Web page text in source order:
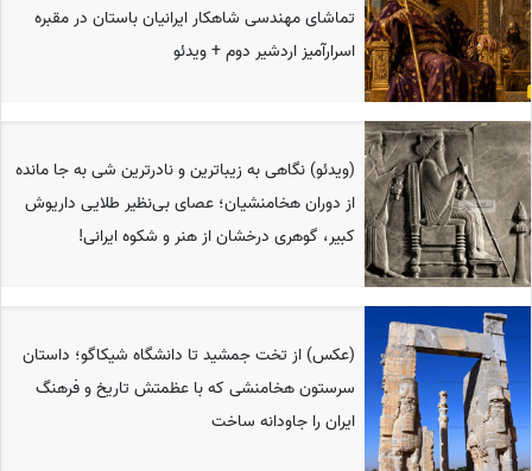
تماشای مهندسی شاهکار ایرانیان باستان در مقبره
اسرارآمیز اردشیر دوم + ویدئو
(ویدئو) نگاهی به زیباترین و نادرترین شی به جا مانده
از دوران هخامنشیان؛ عصای بی‌نظیر طلایی داریوش
کبیر، گوهری درخشان از هنر و شکوه ایرانی!
(عکس) از تخت جمشید تا دانشگاه شیکاگو؛ داستان
سرستون هخامنشی که با عظمتش تاریخ و فرهنگ
ایران را جاودانه ساخت